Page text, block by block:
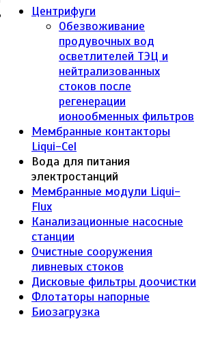
Центрифуги
Обезвоживание
продувочных вод
осветлителей ТЭЦ и
нейтрализованных
стоков после
регенерации
ионообменных фильтров
Мембранные контакторы
Liqui-Cel
Вода для питания
электростанций
Мембранные модули Liqui-
Flux
Канализационные насосные
станции
Очистные сооружения
ливневых стоков
Дисковые фильтры доочистки
Флотаторы напорные
Биозагрузка